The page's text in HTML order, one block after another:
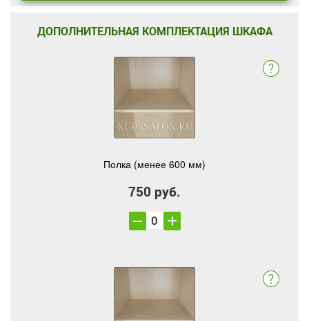
ДОПОЛНИТЕЛЬНАЯ КОМПЛЕКТАЦИЯ ШКАФА
Полка (менее 600 мм)
750 руб.